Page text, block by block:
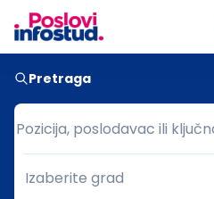
Pretraga
Pozicija, poslodavac ili
Pozicija, poslodavac ili
Grad
Izaberite grad